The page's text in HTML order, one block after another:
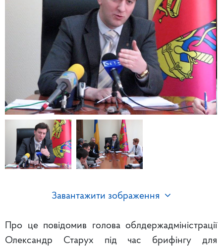
Завантажити зображення
Про це повідомив голова облдержадміністрації
Олександр Старух під час брифінгу для